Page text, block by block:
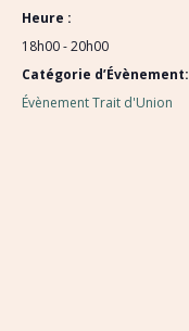
Heure :
18h00 - 20h00
Catégorie d’Évènement:
Évènement Trait d'Union